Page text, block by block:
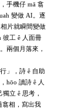
手機仔 mā 翕
變做 AI。逐
片就瞬間變做
彼工 ê 人面冊
兩個月落來，
」，詩 ê 自助
hōo 讀詩 ê 人
立 ê 思考，
翕相，寫出我